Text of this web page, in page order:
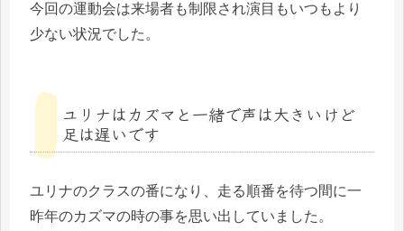
今回の運動会は来場者も制限され演目もいつもより
少ない状況でした。
ユリナはカズマと一緒で声は大きいけど
足は遅いです
ユリナのクラスの番になり、走る順番を待つ間に一
昨年のカズマの時の事を思い出していました。